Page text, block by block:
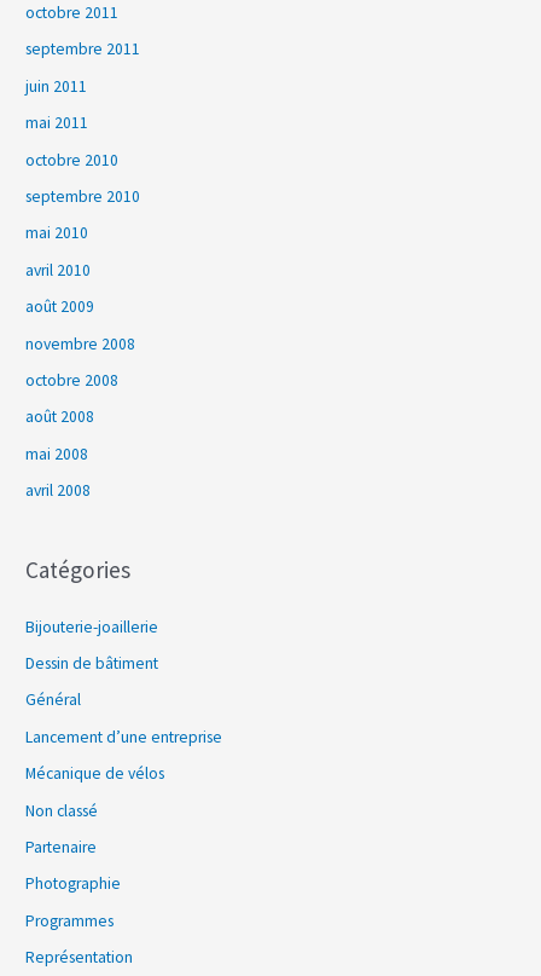
octobre 2011
septembre 2011
juin 2011
mai 2011
octobre 2010
septembre 2010
mai 2010
avril 2010
août 2009
novembre 2008
octobre 2008
août 2008
mai 2008
avril 2008
Catégories
Bijouterie-joaillerie
Dessin de bâtiment
Général
Lancement d’une entreprise
Mécanique de vélos
Non classé
Partenaire
Photographie
Programmes
Représentation